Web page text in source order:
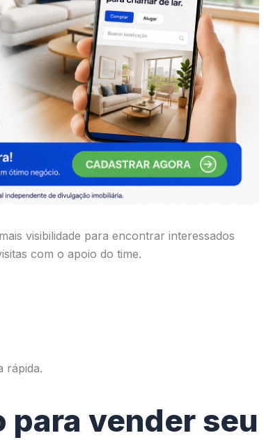
visibilidade para encontrar interessados
com o apoio do time.
rápida.
vender seu